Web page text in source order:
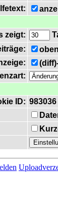
zeigt:
ID: 983036